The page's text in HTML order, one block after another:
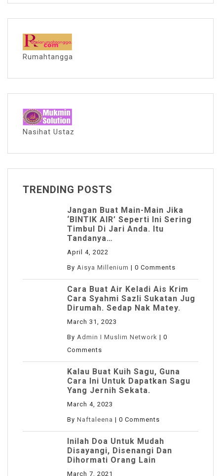
Rumahtangga
Nasihat Ustaz
TRENDING POSTS
Jangan Buat Main-Main Jika
‘BINTIK AIR’ Seperti Ini Sering
Timbul Di Jari Anda. Itu
Tandanya…
April 4, 2022
By Aisya Millenium | 0 Comments
Cara Buat Air Keladi Ais Krim
Cara Syahmi Sazli Sukatan Jug
Dirumah. Sedap Nak Matey.
March 31, 2023
By Admin I Muslim Network | 0
Comments
Kalau Buat Kuih Sagu, Guna
Cara Ini Untuk Dapatkan Sagu
Yang Jernih Sekata.
March 4, 2023
By Naftaleena | 0 Comments
Inilah Doa Untuk Mudah
Disayangi, Disenangi Dan
Dihormati Orang Lain
March 7, 2021